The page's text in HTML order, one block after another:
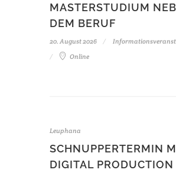
MASTERSTUDIUM
DEM BERUF
20. August 2026
Online
Leuphana
SCHNUPPERTERMIN
DIGITAL PRODUCTION